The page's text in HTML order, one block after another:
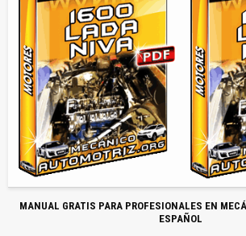
MANUAL GRATIS PARA PROFESIONALES EN
ESPAÑOL